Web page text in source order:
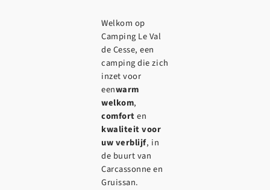
Welkom op
Camping Le Val
de Cesse, een
camping die zich
inzet voor
eenwarm
welkom,
comforten
kwaliteit voor
uw verblijf, in
de buurt van
Carcassonne en
Gruissan.